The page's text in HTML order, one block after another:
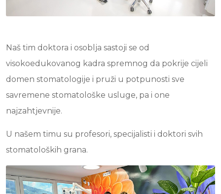
Naš tim doktora i osoblja sastoji se od
visokoedukovanog kadra spremnog da pokrije cijeli
domen stomatologije i pruži u potpunosti sve
savremene stomatološke usluge, pa i one
najzahtjevnije.
U našem timu su profesori, specijalisti i doktori svih
stomatoloških grana.